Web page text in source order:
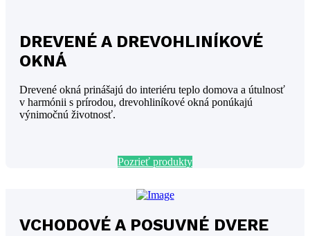
DREVENÉ A DREVOHLINÍKOVÉ
OKNÁ
Drevené okná prinášajú do interiéru teplo domova a útulnosť
v harmónii s prírodou, drevohliníkové okná ponúkajú
výnimočnú životnosť.
Pozrieť produkty
VCHODOVÉ A POSUVNÉ DVERE